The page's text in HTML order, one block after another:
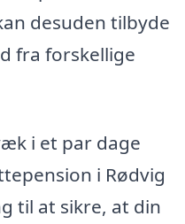
desuden tilbyde
fra forskellige
i et par dage
i Rødvig
til at sikre, at din